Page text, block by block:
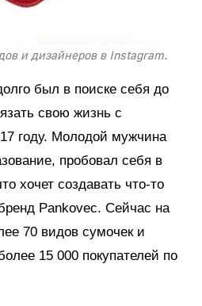
и дизайнеров в Instagram.
был в поиске себя до
свою жизнь с
году. Молодой мужчина
пробовал себя в
хочет создавать что-то
Pankovec. Сейчас на
70 видов сумочек и
15 000 покупателей по